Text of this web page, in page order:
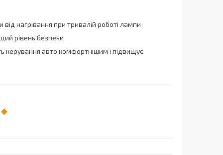
нагрівання при тривалій роботі лампи
рівень безпеки
керування авто комфортнішим і підвищує